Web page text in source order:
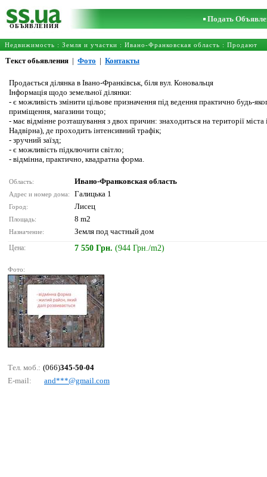
ОБЪЯВЛЕНИЯ
Подать
Недвижимость : Земля и участки : Ивано-Франковская область : Продают
Текст обьявления | Фото | Контакты
Продається ділянка в Івано-Франківськ, біля вул. Коновальця
Інформація щодо земельної ділянки:
- є можливість змінити цільове призначення під ведення практично будь-
приміщення, магазини тощо;
- має відмінне розташування з двох причин: знаходиться на території
Надвірна), де проходить інтенсивний трафік;
- зручний заїзд;
- є можливість підключити світло;
- відмінна, практично, квадратна форма.
Область: Ивано-Франковская область
Адрес и номер дома: Галицька 1
Город: Лисец
Площадь: 8 m2
Назначение: Земля под частный дом
Цена: 7 550 Грн. (944 Грн./m2)
Фото:
Тел. моб.: (066)345-50-04
E-mail:
аnd***@gmаil.соm